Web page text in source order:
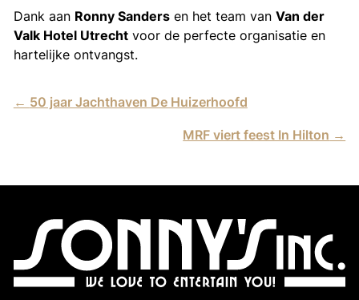
Dank aan Ronny Sandersen het team van Van der
Valk Hotel Utrechtvoor de perfecte organisatie en
hartelijke ontvangst.
← 50 jaar Jachthaven De Huizerhoofd
MRF viert feest In Hilton →